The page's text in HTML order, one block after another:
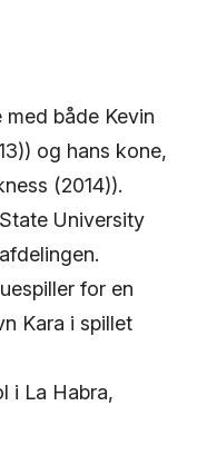
både Kevin
og hans kone,
(2014)).
University
for en
Kara i spillet
i La Habra,